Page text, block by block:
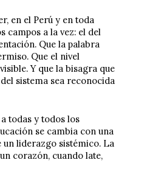
en el Perú y en toda
campos a la vez: el del
Que el nivel
Y que la bisagra que
sistema sea reconocida
todas y todos los
se cambia con una
liderazgo sistémico. La
corazón, cuando late,